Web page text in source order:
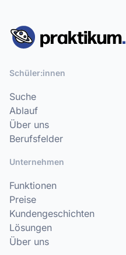
Schüler:innen
Suche
Ablauf
Über uns
Berufsfelder
Unternehmen
Funktionen
Preise
Kundengeschichten
Lösungen
Über uns